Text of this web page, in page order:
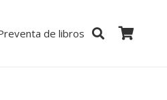
de libros